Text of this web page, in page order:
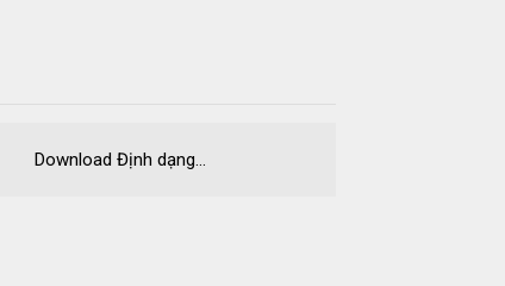
Download Định dạng...